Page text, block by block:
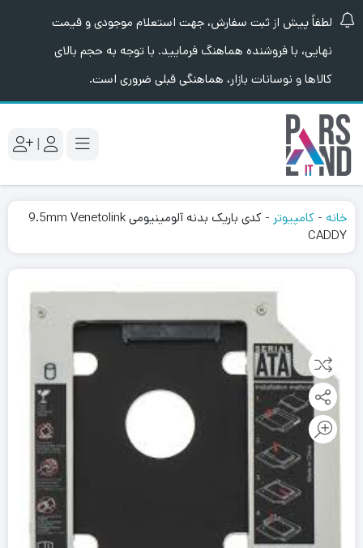
لطفاً پیش از ثبت سفارش، جهت استعلام موجودی و قیمت
نهایی، با فروشنده هماهنگ فرمایید. با توجه به حجم بالای
کالاها و نوسانات بازار، هماهنگی قبلی ضروری است.
|
خانه - کامپیوتر -
کدی باریک بدنه آلومینیومی 9.5mm Venetolink
CADDY